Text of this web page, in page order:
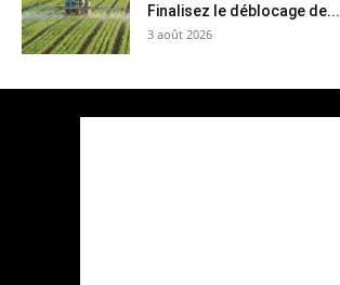
Finalisez le déblocage de...
3 août 2026